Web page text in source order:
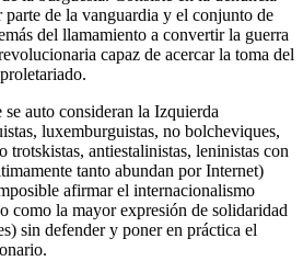
parte de la vanguardia y el conjunto de
del llamamiento a convertir la guerra
capaz de acercar la toma del
auto consideran la Izquierda
luxemburguistas, no bolcheviques,
trotskistas, antiestalinistas, leninistas con
tanto abundan por Internet)
afirmar el internacionalismo
como la mayor expresión de solidaridad
sin defender y poner en práctica el